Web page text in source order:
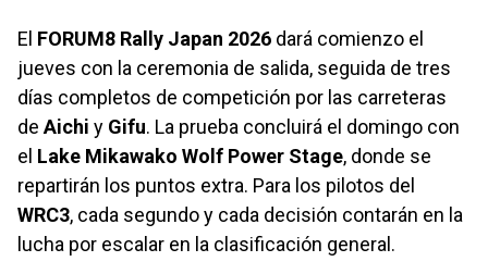
El FORUM8 Rally Japan 2026 dará comienzo el
jueves con la ceremonia de salida, seguida de tres
días completos de competición por las carreteras
de Aichi y Gifu. La prueba concluirá el domingo con
el Lake Mikawako Wolf Power Stage, donde se
repartirán los puntos extra. Para los pilotos del
WRC3, cada segundo y cada decisión contarán en la
lucha por escalar en la clasificación general.